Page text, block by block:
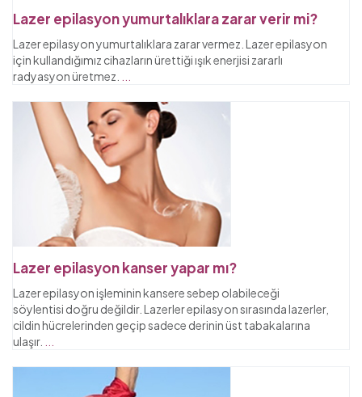
Lazer epilasyon yumurtalıklara zarar verir mi?
Lazer epilasyon yumurtalıklara zarar vermez. Lazer epilasyon
için kullandığımız cihazların ürettiği ışık enerjisi zararlı
radyasyon üretmez.
Lazer epilasyon kanser yapar mı?
Lazer epilasyon işleminin kansere sebep olabileceği
söylentisi doğru değildir. Lazerler epilasyon sırasında lazerler,
cildin hücrelerinden geçip sadece derinin üst tabakalarına
ulaşır.